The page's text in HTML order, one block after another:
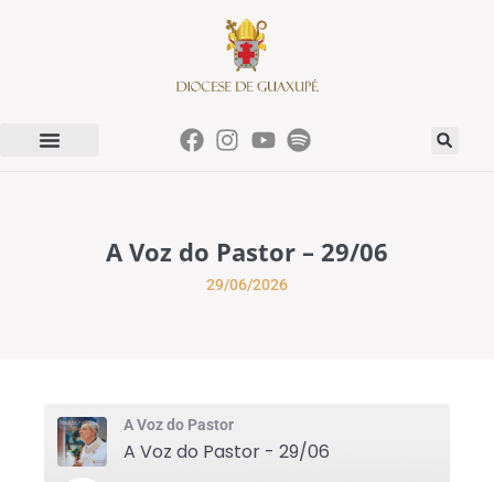
A Voz do Pastor – 29/06
29/06/2026
A Voz do Pastor
A Voz do Pastor - 29/06